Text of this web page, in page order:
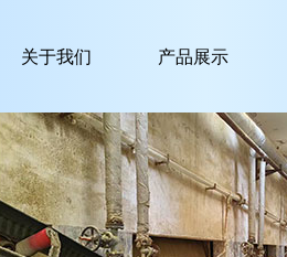
关于我们 产品展示